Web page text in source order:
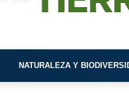
NATURALEZA Y